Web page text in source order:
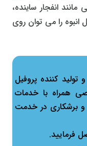
انفجار ساینده،
را می توان روی
كننده پروفیل
همراه با خدمات
و برشکاری در خدمت
فرمایید.